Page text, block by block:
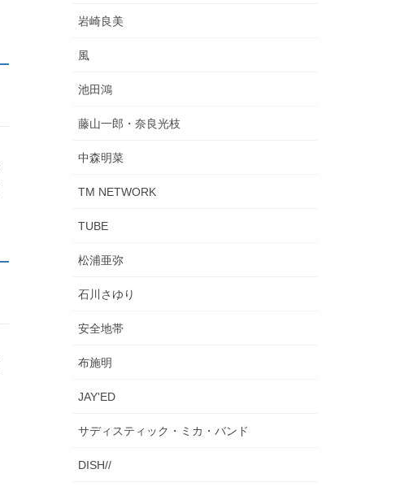
岩崎良美
風
池田鴻
藤山一郎・奈良光枝
中森明菜
TM NETWORK
TUBE
松浦亜弥
石川さゆり
安全地帯
布施明
JAY'ED
サディスティック・ミカ・バンド
DISH//